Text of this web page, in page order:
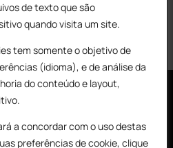
de texto que são
quando visita um site.
tem somente o objetivo de
(idioma), e de análise da
do conteúdo e layout,
a concordar com o uso destas
preferências de cookie, clique
PESQUISAR